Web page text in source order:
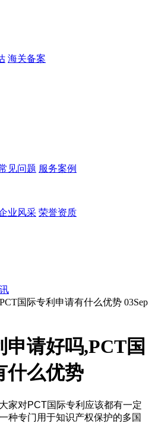
海关备案
见问题 服务案例
业风采 荣誉资质
03Sep
请好吗,PCT国
什么优势
家对PCT国际专利应该都有一定
种专门用于知识产权保护的多国